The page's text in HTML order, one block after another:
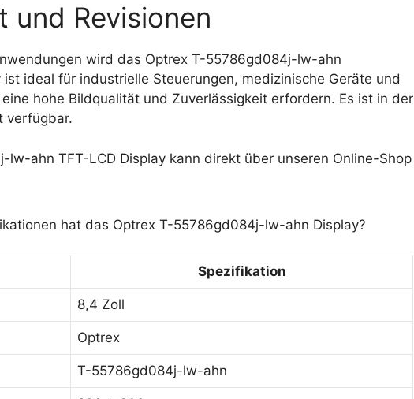
und Revisionen
wird das Optrex T-55786gd084j-lw-ahn
ideal für industrielle Steuerungen, medizinische Geräte und
hohe Bildqualität und Zuverlässigkeit erfordern. Es ist in der
verfügbar.
lw-ahn TFT-LCD Display kann direkt über unseren Online-Shop
hat das Optrex T-55786gd084j-lw-ahn Display?
Spezifikation
8,4 Zoll
Optrex
T-55786gd084j-lw-ahn